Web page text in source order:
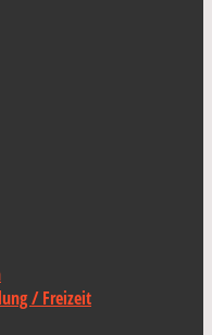
/ Freizeit